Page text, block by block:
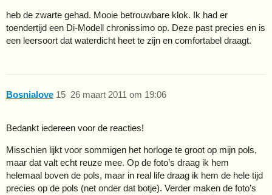
heb de zwarte gehad. Mooie betrouwbare klok. Ik had er
toendertijd een Di-Modell chronissimo op. Deze past precies en is
een leersoort dat waterdicht heet te zijn en comfortabel draagt.
Bosnialove 26 maart 2011 om 19:06
15
Bedankt iedereen voor de reacties!
Misschien lijkt voor sommigen het horloge te groot op mijn pols,
maar dat valt echt reuze mee. Op de foto’s draag ik hem
helemaal boven de pols, maar in real life draag ik hem de hele tijd
precies op de pols (net onder dat botje). Verder maken de foto’s